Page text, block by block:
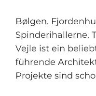
Bølgen.
Spinderihallerne.
Vejle ist ein
führende
Projekte sind